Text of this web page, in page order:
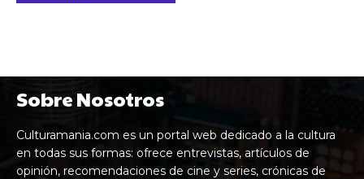
Sobre Nosotros
Culturamania.com es un portal web dedicado a la cultura
en todas sus formas: ofrece entrevistas, artículos de
opinión, recomendaciones de cine y series, crónicas de